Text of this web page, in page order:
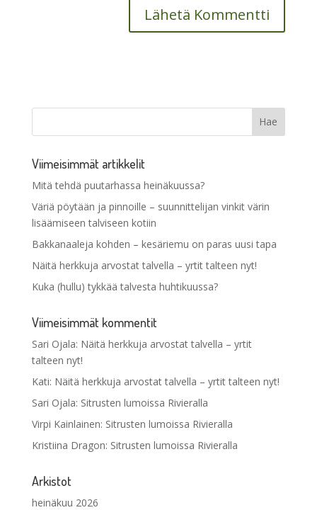
Viimeisimmät artikkelit
Mitä tehdä puutarhassa heinäkuussa?
Väriä pöytään ja pinnoille – suunnittelijan vinkit värin
lisäämiseen talviseen kotiin
Bakkanaaleja kohden – kesäriemu on paras uusi tapa
Näitä herkkuja arvostat talvella – yrtit talteen nyt!
Kuka (hullu) tykkää talvesta huhtikuussa?
Viimeisimmät kommentit
Sari Ojala: Näitä herkkuja arvostat talvella – yrtit
talteen nyt!
Kati: Näitä herkkuja arvostat talvella – yrtit talteen nyt!
Sari Ojala: Sitrusten lumoissa Rivieralla
Virpi Kainlainen: Sitrusten lumoissa Rivieralla
Kristiina Dragon: Sitrusten lumoissa Rivieralla
Arkistot
heinäkuu 2026